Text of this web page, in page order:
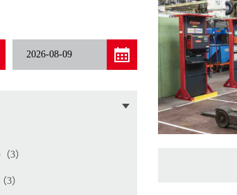
3）
3）